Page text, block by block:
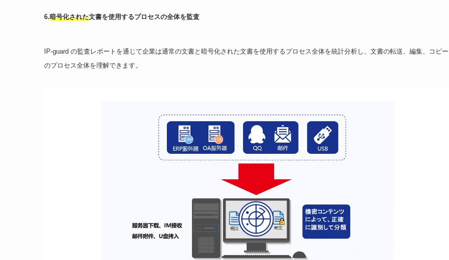
6.暗号化された文書を使用するプロセスの全体を監査
IP-guard の監査レポートを通じて企業は通常の文書と暗号化された文書を使用するプロセス全体を統計分析し、文書の転送、編集、コピー
のプロセス全体を理解できます。